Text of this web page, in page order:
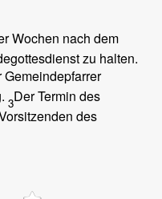
Wochen nach dem
zu halten.
3Der Termin des
des